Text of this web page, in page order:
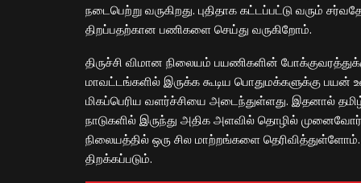
நடைபெற்று வருகிறது. புதிதாக கட்டப்பட்டு வரும்
திறப்பதற்கான பணிகளை செய்து வருகிறோம்.
திருச்சி விமான நிலையம் பயணிகளின்
மாவட்டங்களில் இருக்க கூடிய பொதுமக்களுக்கு பயன்
மிகப்பெரிய வளர்ச்சியை அடைந்துள்ளது. இதனால்
நாடுகளில் இருந்து அதிக அளவில் தொழில்
நிலையத்தில் ஒரு சில மாற்றங்களை
திறக்கப்படும்.